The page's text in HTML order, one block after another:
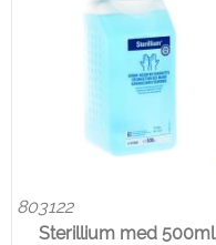
803122
Sterillium med 500ml